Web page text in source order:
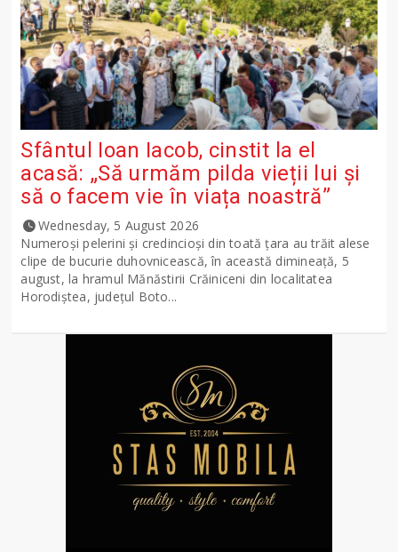
Sfântul Ioan Iacob, cinstit la el
acasă: „Să urmăm pilda vieții lui și
să o facem vie în viața noastră”
Wednesday, 5 August 2026
Numeroși pelerini și credincioși din toată țara au trăit alese
clipe de bucurie duhovnicească, în această dimineață, 5
august, la hramul Mănăstirii Crăiniceni din localitatea
Horodiștea, județul Boto...